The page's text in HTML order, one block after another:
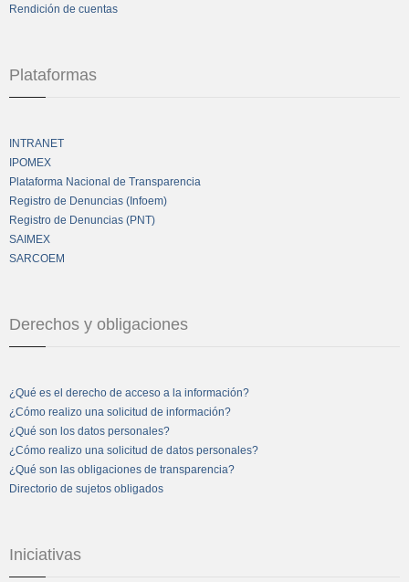
Rendición de cuentas
Plataformas
INTRANET
IPOMEX
Plataforma Nacional de Transparencia
Registro de Denuncias (Infoem)
Registro de Denuncias (PNT)
SAIMEX
SARCOEM
Derechos y obligaciones
¿Qué es el derecho de acceso a la información?
¿Cómo realizo una solicitud de información?
¿Qué son los datos personales?
¿Cómo realizo una solicitud de datos personales?
¿Qué son las obligaciones de transparencia?
Directorio de sujetos obligados
Iniciativas